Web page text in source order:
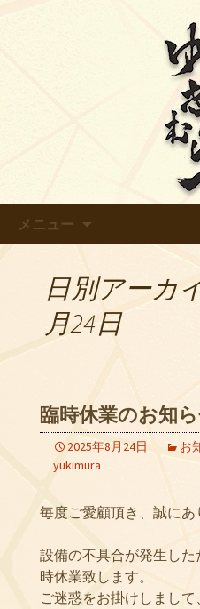
天白区平針の
むら】のブロ
【ゆきむら】のブ
メニュー
日別アーカ
月24日
臨時休業のお知
2025年8月24日 お
yukimura
毎度ご愛顧頂き、誠にあ
設備の不具合が発生し
時休業致します。
ご迷惑をお掛けしまし